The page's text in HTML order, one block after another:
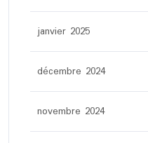
janvier 2025
décembre 2024
novembre 2024